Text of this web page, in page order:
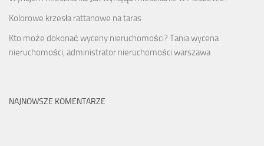
Kolorowe krzesła rattanowe na taras
Kto może dokonać wyceny nieruchomości? Tania wycena
nieruchomości, administrator nieruchomości warszawa
NAJNOWSZE KOMENTARZE